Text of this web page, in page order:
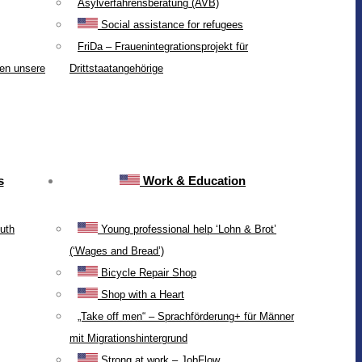
unsere
Asylverfahrensberatung (AVB)
Social assistance for refugees
FriDa – Frauenintegrationsprojekt für
Drittstaatangehörige
Work & Education
Young professional help ‘Lohn & Brot’
(‘Wages and Bread’)
Bicycle Repair Shop
Shop with a Heart
„Take off men“ – Sprachförderung+ für Männer
mit Migrationshintergrund